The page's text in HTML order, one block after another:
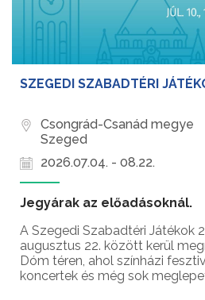
SZEGEDI SZABADTÉRI
Csongrád-Csanád megye
Szeged
2026.07.04. - 08.22.
Jegyárak az előadásoknál.
A Szegedi Szabadtéri Játékok
augusztus 22. között kerül
Dóm téren, ahol színházi
koncertek és még sok